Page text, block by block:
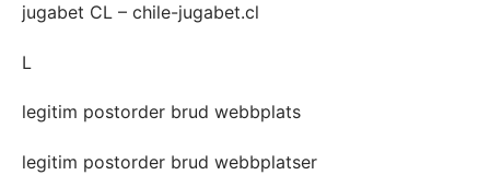
jugabet CL – chile-jugabet.cl
L
legitim postorder brud webbplats
legitim postorder brud webbplatser